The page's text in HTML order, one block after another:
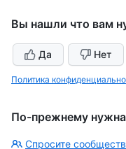
Вы нашли что вам
Да Нет
Политика
По-прежнему
Спросите